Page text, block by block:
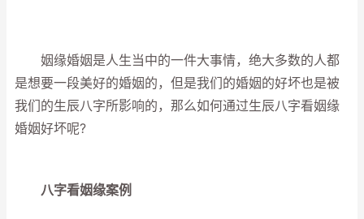
姻缘婚姻是人生当中的一件大事情，绝大多数的人都
是想要一段美好的婚姻的，但是我们的婚姻的好坏也是被
我们的生辰八字所影响的，那么如何通过生辰八字看姻缘
婚姻好坏呢?
八字看姻缘案例